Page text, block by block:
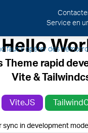
Service en
faut-il opérer des
Hello
Theme rapid
Vite &
ViteJS
sync in development